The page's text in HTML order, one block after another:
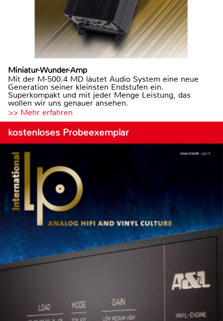
Miniatur-Wunder-Amp
Mit der M-500.4 MD läutet Audio System eine neue
Generation seiner kleinsten Endstufen ein.
Superkompakt und mit jeder Menge Leistung, das
wollen wir uns genauer ansehen.
>> Mehr erfahren
kostenloses Probeexemplar